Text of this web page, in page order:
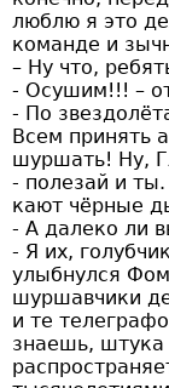
люблю я это
команде и
– Ну что,
- Осушим!!! –
- По
Всем принять
шуршать! Ну,
- полезай и
кают чёрные
- А далеко ли
- Я их,
улыбнулся
шуршавчики
и те
знаешь, штука